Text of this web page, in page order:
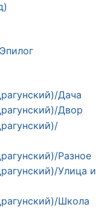
Дача
Двор
Разное
Улица и
Школа